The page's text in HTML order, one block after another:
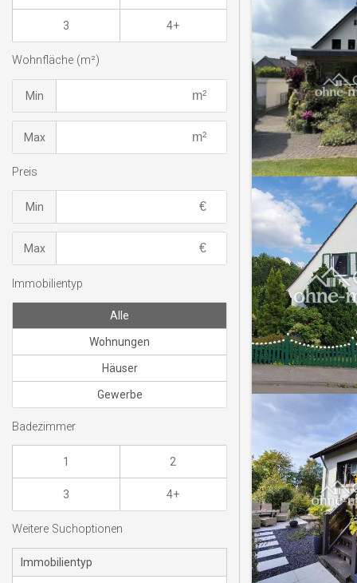
3 4+
Wohnfläche (m²)
Min
Max
Preis
Min
Max
Immobilientyp
Alle
Wohnungen
Häuser
Gewerbe
Badezimmer
1 2
3 4+
Weitere Suchoptionen
Immobilientyp